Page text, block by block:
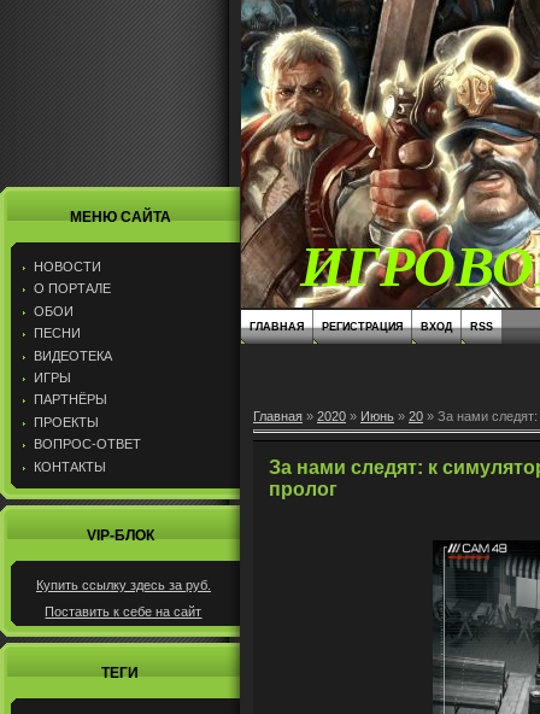
МЕНЮ САЙТА
НОВОСТИ
О ПОРТАЛЕ
ОБОИ
ПЕСНИ
ВИДЕОТЕКА
ИГРЫ
ПАРТНЁРЫ
ПРОЕКТЫ
ВОПРОС-ОТВЕТ
КОНТАКТЫ
VIP-БЛОК
Купить ссылку здесь за руб.
Поставить к себе на сайт
ТЕГИ
ГЛАВНАЯ РЕГИСТРАЦИЯ ВХОД RSS
Главная » 2020 » Июнь » 20 » За нами
За нами следят: к
пролог